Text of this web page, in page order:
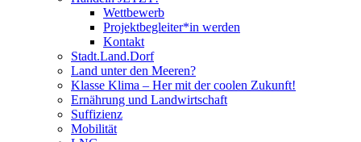
Wettbewerb
Projektbegleiter*in werden
Kontakt
Stadt.Land.Dorf
Land unter den Meeren?
Klasse Klima – Her mit der coolen Zukunft!
Ernährung und Landwirtschaft
Suffizienz
Mobilität